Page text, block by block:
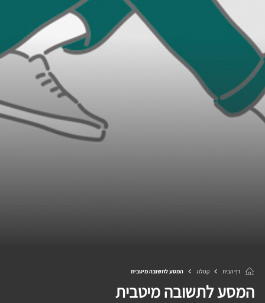
דף הבית קטלוג המסע לתשובה מיטבית
המסע לתשובה מיטבית